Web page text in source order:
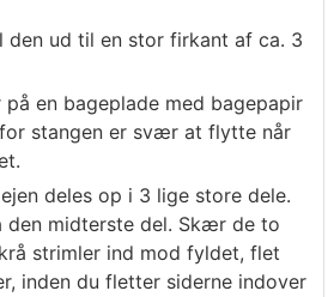
ud til en stor firkant af ca. 3
en bageplade med bagepapir
stangen er svær at flytte når
deles op i 3 lige store dele.
den midterste del. Skær de to
strimler ind mod fyldet, flet
inden du fletter siderne indover